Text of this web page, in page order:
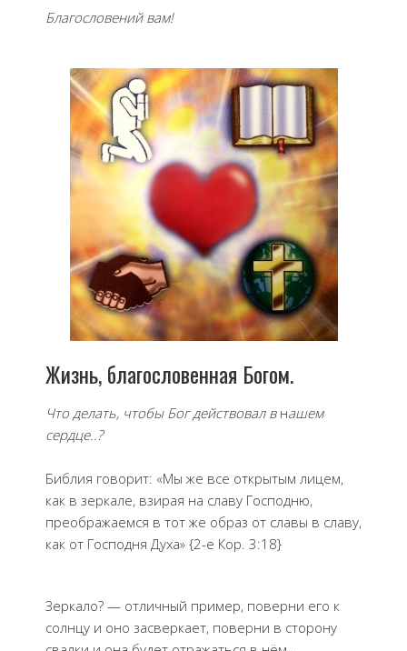
Благословений вам!
Жизнь, благословенная Богом.
Что делать, чтобы Бог действовал в нашем
сердце..?
Библия говорит: «Мы же все открытым лицем,
как в зеркале, взирая на славу Господню,
преображаемся в тот же образ от славы в славу,
как от Господня Духа» {2-е Кор. 3:18}
Зеркало? — отличный пример, поверни его к
солнцу и оно засверкает, поверни в сторону